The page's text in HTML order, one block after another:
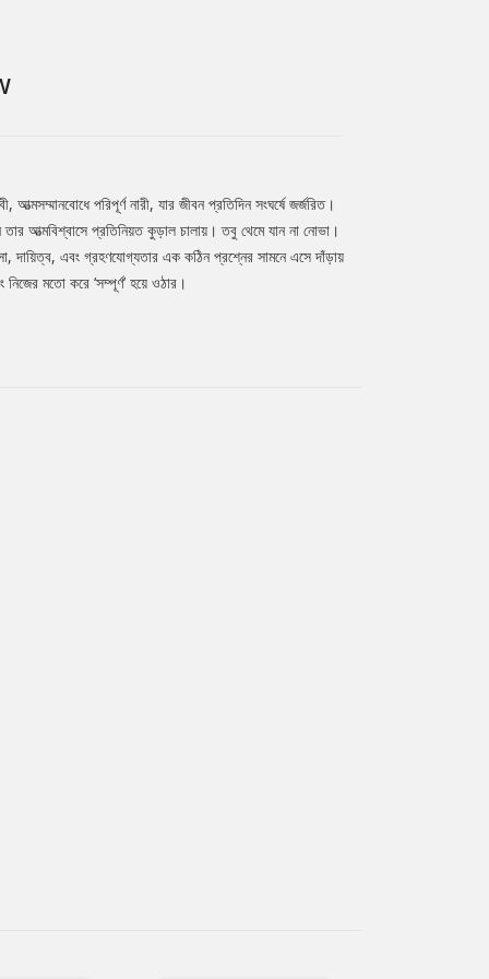
পরিপূর্ণ নারী, যার জীবন প্রতিদিন সংঘর্ষে জর্জরিত।
আত্মবিশ্বাসে প্রতিনিয়ত কুড়াল চালায়। তবু থেমে যান না নোভা।
দায়িত্ব, এবং গ্রহণযোগ্যতার এক কঠিন প্রশ্নের সামনে এসে দাঁড়ায়
মতো করে ‘সম্পূর্ণ’ হয়ে ওঠার।